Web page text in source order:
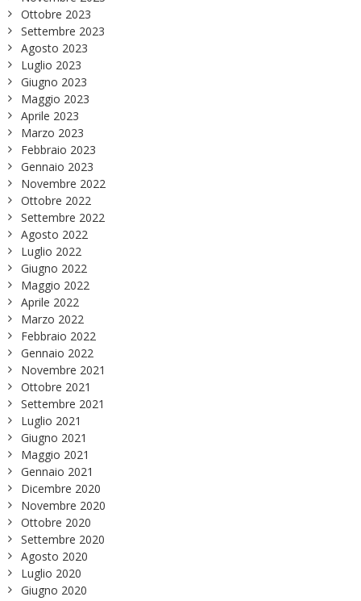
Ottobre 2023
Settembre 2023
Agosto 2023
Luglio 2023
Giugno 2023
Maggio 2023
Aprile 2023
Marzo 2023
Febbraio 2023
Gennaio 2023
Novembre 2022
Ottobre 2022
Settembre 2022
Agosto 2022
Luglio 2022
Giugno 2022
Maggio 2022
Aprile 2022
Marzo 2022
Febbraio 2022
Gennaio 2022
Novembre 2021
Ottobre 2021
Settembre 2021
Luglio 2021
Giugno 2021
Maggio 2021
Gennaio 2021
Dicembre 2020
Novembre 2020
Ottobre 2020
Settembre 2020
Agosto 2020
Luglio 2020
Giugno 2020